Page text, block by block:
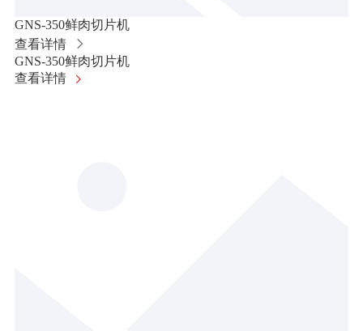
GNS-350鲜肉切片机
查看详情
GNS-350鲜肉切片机
查看详情